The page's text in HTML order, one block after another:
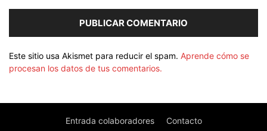
Este sitio usa Akismet para reducir el spam. Aprende cómo se
procesan los datos de tus comentarios.
Entrada colaboradores Contacto